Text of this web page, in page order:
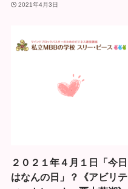
2021年4月3日
２０２１年４月１日「今日
はなんの日」？《アビリテ